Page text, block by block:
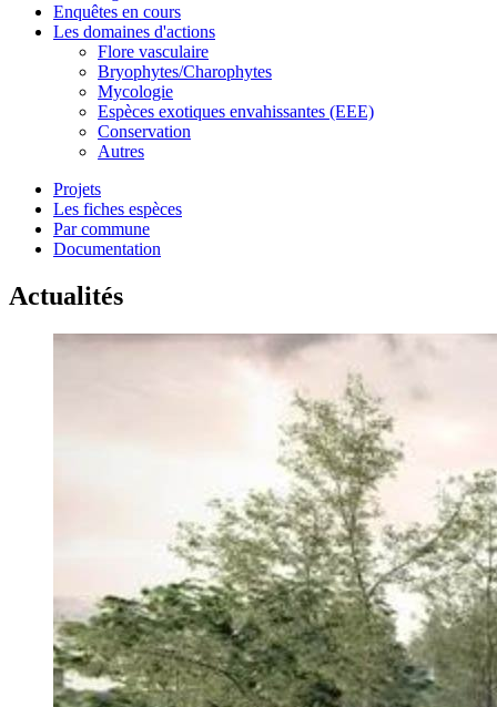
Enquêtes en cours
Les domaines d'actions
Flore vasculaire
Bryophytes/Charophytes
Mycologie
Espèces exotiques envahissantes (EEE)
Conservation
Autres
Projets
Les fiches espèces
Par commune
Documentation
Actualités